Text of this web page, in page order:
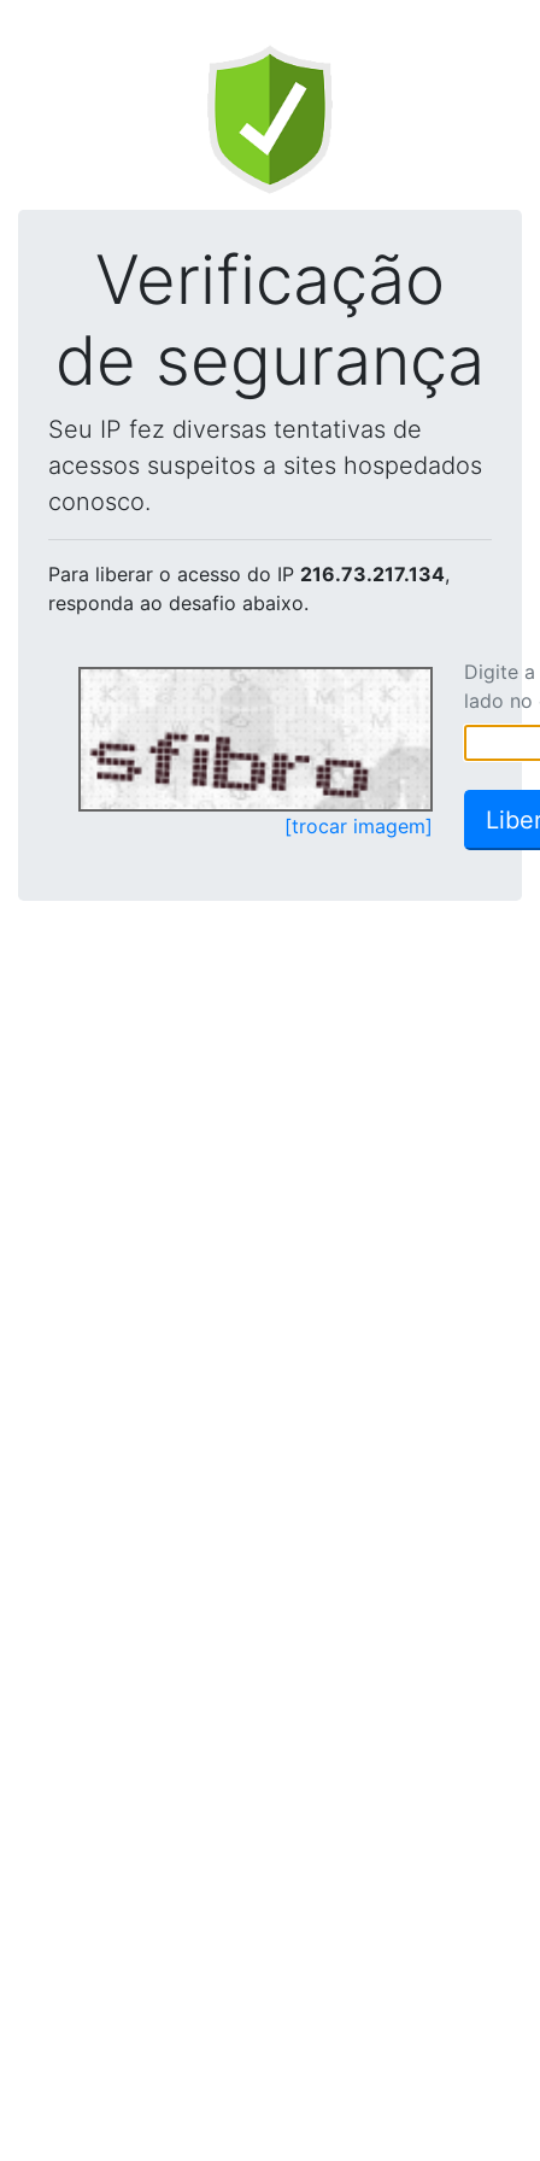
Verificação
de segurança
Seu IP fez diversas tentativas de
acessos suspeitos a sites hospedados
conosco.
Para liberar o acesso do IP 216.73.217.134,
responda ao desafio abaixo.
[trocar imagem]
Digite
lado no